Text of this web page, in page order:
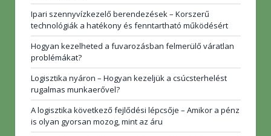
Ipari szennyvízkezelő berendezések – Korszerű
technológiák a hatékony és fenntartható működésért
Hogyan kezelheted a fuvarozásban felmerülő váratlan
problémákat?
Logisztika nyáron – Hogyan kezeljük a csúcsterhelést
rugalmas munkaerővel?
A logisztika következő fejlődési lépcsője – Amikor a pénz
is olyan gyorsan mozog, mint az áru